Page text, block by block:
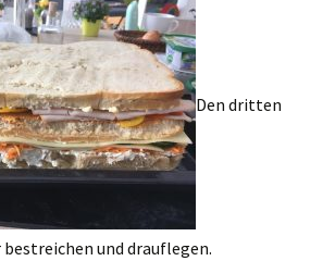
Den dritten
und drauflegen.